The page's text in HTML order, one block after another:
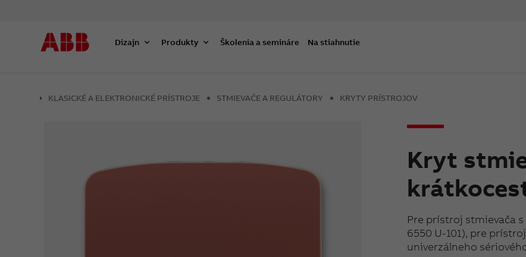
Dizajn Produkty Školenia a semináre Na stiahnutie
KLASICKÉ A ELEKTRONICKÉ PRÍSTROJE STMIEVAČE A REGULÁTORY KRYTY PRÍSTROJOV
Kryt
Pre prístroj stmievača
6550 U-101), pre
univerzálneho